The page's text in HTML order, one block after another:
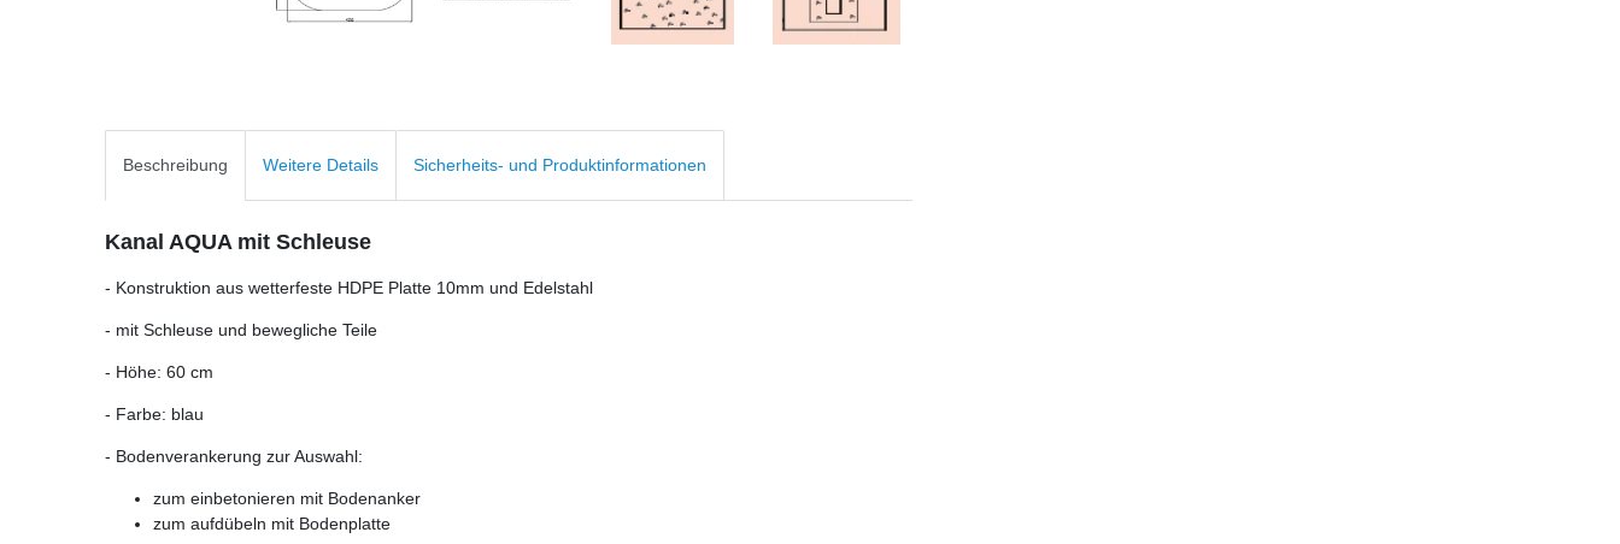
Beschreibung Weitere Details Sicherheits- und Produktinformationen
Kanal AQUA mit Schleuse
- Konstruktion aus wetterfeste HDPE Platte 10mm und Edelstahl
- mit Schleuse und bewegliche Teile
- Höhe: 60 cm
- Farbe: blau
- Bodenverankerung zur Auswahl:
zum einbetonieren mit Bodenanker
zum aufdübeln mit Bodenplatte